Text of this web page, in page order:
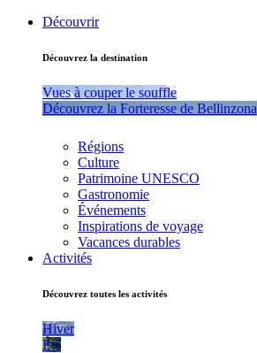
Découvrir
Découvrez la destination
Vues à couper le souffle
Découvrez la Forteresse de Bellinzona
Régions
Culture
Patrimoine UNESCO
Gastronomie
Événements
Inspirations de voyage
Vacances durables
Activités
Découvrez toutes les activités
Hiver
Été